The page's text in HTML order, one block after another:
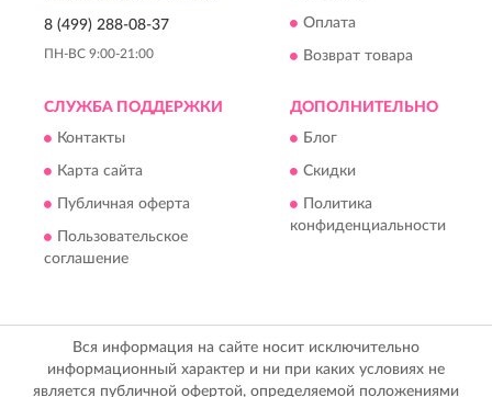
8 (499) 288-08-37
ПН-ВС 9:00-21:00
Оплата
Возврат товара
СЛУЖБА ПОДДЕРЖКИ
Контакты
Карта сайта
Публичная оферта
Пользовательское
соглашение
ДОПОЛНИТЕЛЬНО
Блог
Скидки
Политика
конфиденциальности
Вся информация на сайте носит исключительно
информационный характер и ни при каких условиях не
является публичной офертой, определяемой положениями